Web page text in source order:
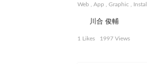
Web App Graphic
川合 俊輔
1 Likes 1997 Views